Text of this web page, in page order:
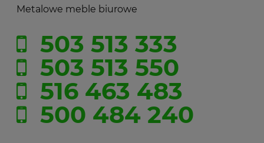
Metalowe meble biurowe
503 513 333
503 513 550
516 463 483
500 484 240